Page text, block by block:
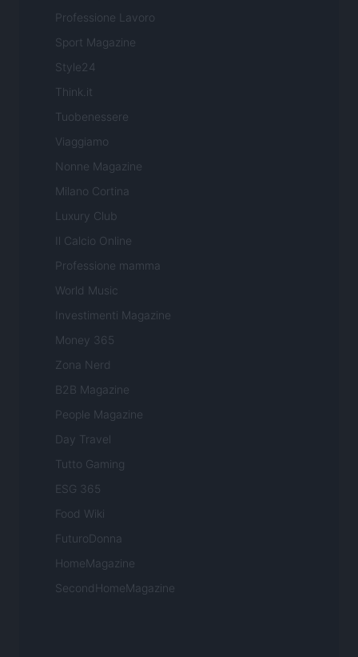
Professione Lavoro
Sport Magazine
Style24
Think.it
Tuobenessere
Viaggiamo
Nonne Magazine
Milano Cortina
Luxury Club
Il Calcio Online
Professione mamma
World Music
Investimenti Magazine
Money 365
Zona Nerd
B2B Magazine
People Magazine
Day Travel
Tutto Gaming
ESG 365
Food Wiki
FuturoDonna
HomeMagazine
SecondHomeMagazine